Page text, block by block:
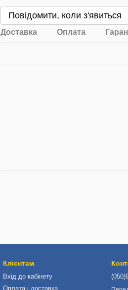
Повідомити, коли з'явиться
Доставка Оплата
Клієнтам
Вхід до кабінету
Оплата і доставка